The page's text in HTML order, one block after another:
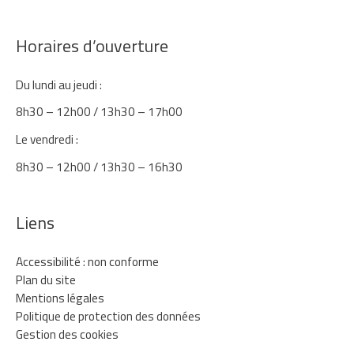
Horaires d’ouverture
Du lundi au jeudi :
8h30 – 12h00 / 13h30 – 17h00
Le vendredi :
8h30 – 12h00 / 13h30 – 16h30
Liens
Accessibilité : non conforme
Plan du site
Mentions légales
Politique de protection des données
Gestion des cookies